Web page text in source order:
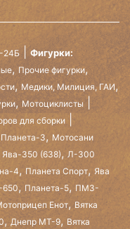
Фигурки:
, Прочие фигурки,
, Медики, Милиция, ГАИ,
, Мотоциклисты
для сборки
Планета-3, Мотосани
Ява-350 (638),Л-300
4, Планета Спорт, Ява
650, Планета-5, ПМЗ-
Енот, Вятка
, Днепр МТ-9, Вятка